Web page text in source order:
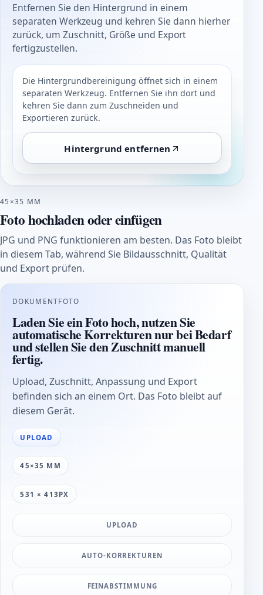
Entfernen Sie den Hintergrund in einem
separaten Werkzeug und kehren Sie dann hierher
zurück, um Zuschnitt, Größe und Export
fertigzustellen.
Die Hintergrundbereinigung öffnet sich in einem
separaten Werkzeug. Entfernen Sie ihn dort und
kehren Sie dann zum Zuschneiden und
Exportieren zurück.
Hintergrund entfernen
45×35 MM
Foto hochladen oder einfügen
JPG und PNG funktionieren am besten. Das Foto bleibt
in diesem Tab, während Sie Bildausschnitt, Qualität
und Export prüfen.
DOKUMENTFOTO
Laden Sie ein Foto hoch, nutzen Sie
automatische Korrekturen nur bei Bedarf
und stellen Sie den Zuschnitt manuell
fertig.
Upload, Zuschnitt, Anpassung und Export
befinden sich an einem Ort. Das Foto bleibt auf
diesem Gerät.
UPLOAD
45×35 MM
531 × 413PX
UPLOAD
AUTO-KORREKTUREN
FEINABSTIMMUNG